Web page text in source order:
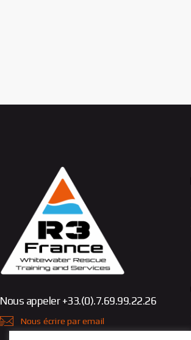
Nous appeler +33.(0).7.69.99.22.26
Nous écrire par email